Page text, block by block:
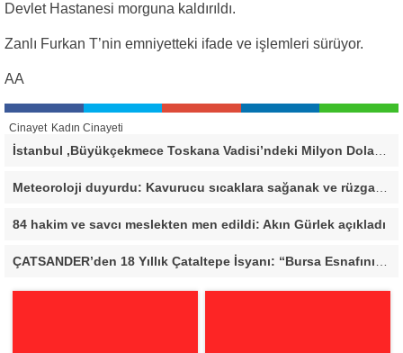
Devlet Hastanesi morguna kaldırıldı.
Zanlı Furkan T’nin emniyetteki ifade ve işlemleri sürüyor.
AA
Cinayet Kadın Cinayeti
İstanbul ,Büyükçekmece Toskana Vadisi’ndeki Milyon Dolarlık Villa İçin Savcılık Harekete Geçti! 138,40 Metrekarelik Kaçak Alan Tespit Edildi
Meteoroloji duyurdu: Kavurucu sıcaklara sağanak ve rüzgar arası
84 hakim ve savcı meslekten men edildi: Akın Gürlek açıkladı